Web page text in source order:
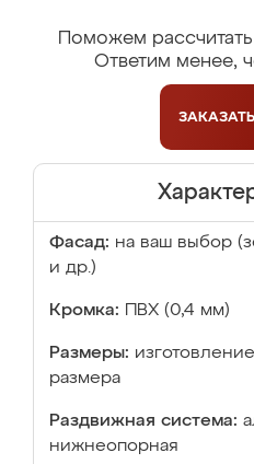
Поможем
Ответим менее,
ЗАКАЗАТЬ
Фасад: на ваш выбор
и др.)
Кромка: ПВХ (0,4 мм)
Размеры:
размера
Раздвижная система:
нижнеопорная